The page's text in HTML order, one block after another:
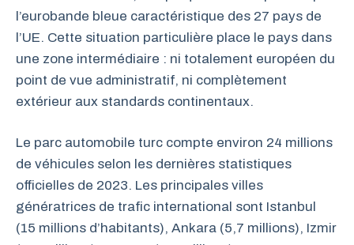
l’eurobande bleue caractéristique des 27 pays de
l’UE. Cette situation particulière place le pays dans
une zone intermédiaire : ni totalement européen du
point de vue administratif, ni complètement
extérieur aux standards continentaux.
Le parc automobile turc compte environ 24 millions
de véhicules selon les dernières statistiques
officielles de 2023. Les principales villes
génératrices de trafic international sont Istanbul
(15 millions d’habitants), Ankara (5,7 millions), Izmir